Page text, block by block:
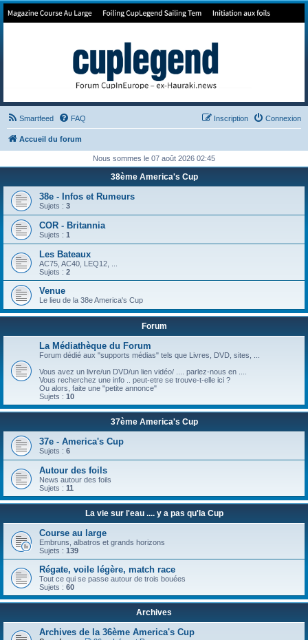
Forum de Cup In Europe
Smartfeed FAQ Connexion
Inscription
Accueil du forum
Nous sommes le 07 août 2026 02:45
38ème America's Cup
38e - Infos et Rumeurs
Sujets : 3
COR - Britannia
Sujets : 1
Les Bateaux
AC75, AC40, LEQ12, ...
Sujets : 2
Venue
Le lieu de la 38e America's Cup
Forum
La Médiathèque du Forum
Forum dédié aux "supports médias" tels que Livres, DVD, sites, ...
Vous avez un livre/un DVD/un lien vidéo/ .... parlez-nous en ....
Vous recherchez une info .. peut-etre se trouve-t-elle ici ?
Ou alors, faite une "petite annonce"
Sujets : 10
37ème America's Cup
37e - America's Cup
Sujets : 6
Autour des foils
News autour des foils
Sujets : 11
La vie sur l'eau .... y a pas qu'la Cup
Course au large
Embruns, albatros et grands horizons
Sujets : 139
Régate, voile légère, match race
Tout ce qui se passe autour de trois bouées
Sujets : 60
Archives
Archives de la 36ème America's Cup